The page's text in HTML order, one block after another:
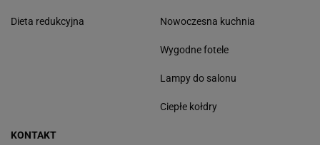
Dieta redukcyjna Nowoczesna kuchnia
Wygodne fotele
Lampy do salonu
Ciepłe kołdry
KONTAKT